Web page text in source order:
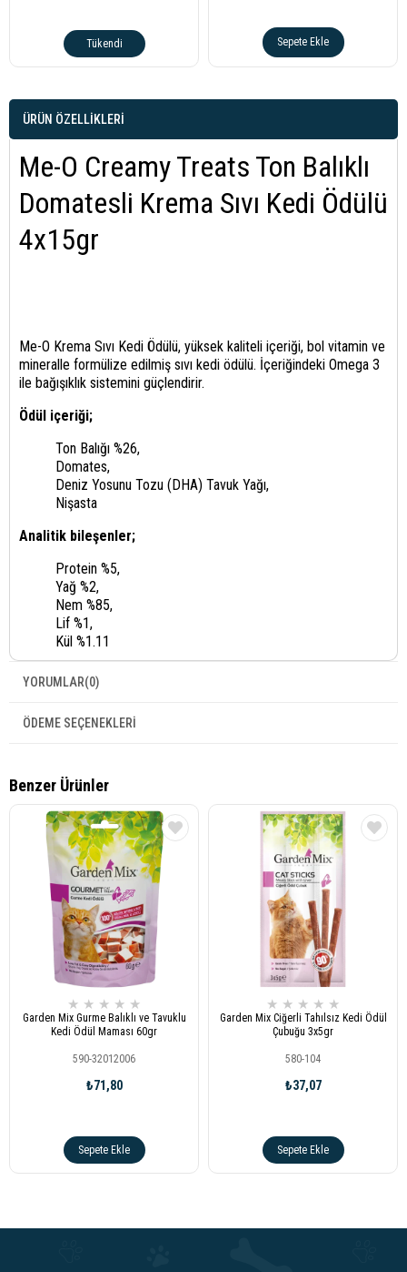
Tükendi Sepete Ekle
ÜRÜN ÖZELLIKLERI
Me-O Creamy Treats Ton Balıklı
Domatesli Krema Sıvı Kedi Ödülü
4x15gr
Me-O Krema Sıvı Kedi Ödülü, yüksek kaliteli içeriği, bol vitamin ve
mineralle formülize edilmiş sıvı kedi ödülü. İçeriğindeki Omega 3
ile bağışıklık sistemini güçlendirir.
Ödül içeriği;
Ton Balığı %26,
Domates,
Deniz Yosunu Tozu (DHA) Tavuk Yağı,
Nişasta
Analitik bileşenler;
Protein %5,
Yağ %2,
Nem %85,
Lif %1,
Kül %1.11
YORUMLAR(0)
ÖDEME SEÇENEKLERI
Benzer Ürünler
★ ★ ★ ★ ★
Garden Mix Gurme Balıklı ve Tavuklu
Kedi Ödül Maması 60gr
590-32012006
₺71,80
Sepete Ekle
★ ★ ★ ★ ★
Garden Mix Ciğerli Tahılsız Kedi Ödül
Çubuğu 3x5gr
580-104
₺37,07
Sepete Ekle